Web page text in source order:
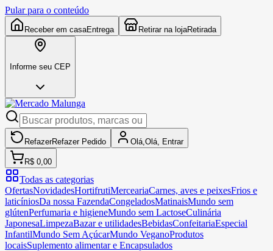
Pular para o conteúdo
Receber em casaEntrega Retirar na lojaRetirada
Informe seu CEP
RefazerRefazer Pedido Olá, Olá, Entrar
R$ 0,00
Todas as categorias
OfertasNovidadesHortifrutiMerceariaCarnes, aves e peixesFrios e
laticíniosDa nossa FazendaCongeladosMatinaisMundo sem
glútenPerfumaria e higieneMundo sem LactoseCulinária
JaponesaLimpezaBazar e utilidadesBebidasConfeitariaEspecial
InfantilMundo Sem AçúcarMundo VeganoProdutos
locaisSuplemento alimentar e Encapsulados